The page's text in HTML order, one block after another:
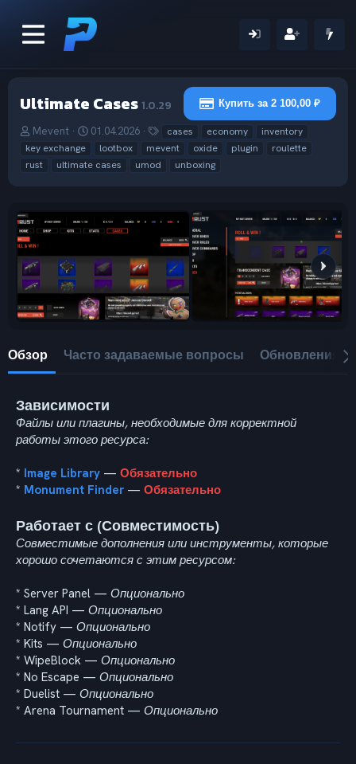
Ultimate Cases1.0.29 Купить за 2 100,00 ₽
А
в
т
о
Mevent
Д
а
т
а
з
д
н
и
я
01.04.2026
Т
е
г
и
cases economy
inventory
key exchange
lootbox mevent oxide plugin
roulette
rust
ultimate cases umod unboxing
Обзор Часто задаваемые вопросы Обновления
Зависимости
Файлы или плагины, необходимые для корректной
работы этого ресурса:
* Image Library — Обязательно
* Monument Finder — Обязательно
Работает с (Совместимость)
Совместимые дополнения или инструменты, которые
хорошо сочетаются с этим ресурсом:
* Server Panel — Опционально
* Lang API — Опционально
* Notify — Опционально
* Kits — Опционально
* WipeBlock — Опционально
* No Escape — Опционально
* Duelist — Опционально
* Arena Tournament — Опционально